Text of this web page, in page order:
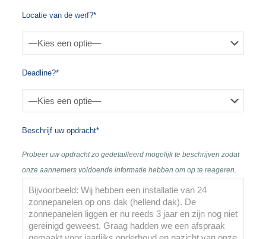
Locatie van de werf?*
Deadline?*
Beschrijf uw opdracht*
Probeer uw opdracht zo gedetailleerd mogelijk te beschrijven zodat
onze aannemers voldoende informatie hebben om op te reageren.